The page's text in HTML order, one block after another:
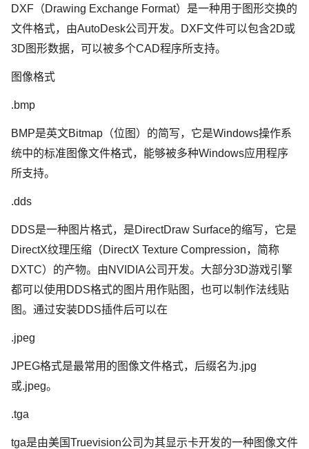
DXF（Drawing Exchange Format）是一种用于图形交换的
文件格式，由AutoDesk公司开发。DXF文件可以包含2D或
3D图形数据，可以被多个CAD程序所支持。
图像格式
.bmp
BMP是英文Bitmap（位图）的简写，它是Windows操作系
统中的标准图像文件格式，能够被多种Windows应用程序
所支持。
.dds
DDS是一种图片格式，是DirectDraw Surface的缩写，它是
DirectX纹理压缩（DirectX Texture Compression，简称
DXTC）的产物。由NVIDIA公司开发。大部分3D游戏引擎
都可以使用DDS格式的图片用作贴图，也可以制作法线贴
图。通过安装DDS插件后可以在
.jpeg
JPEG格式是最常用的图像文件格式，后缀名为.jpg
或.jpeg。
.tga
tga是由美国Truevision公司为其显示卡开发的一种图像文件